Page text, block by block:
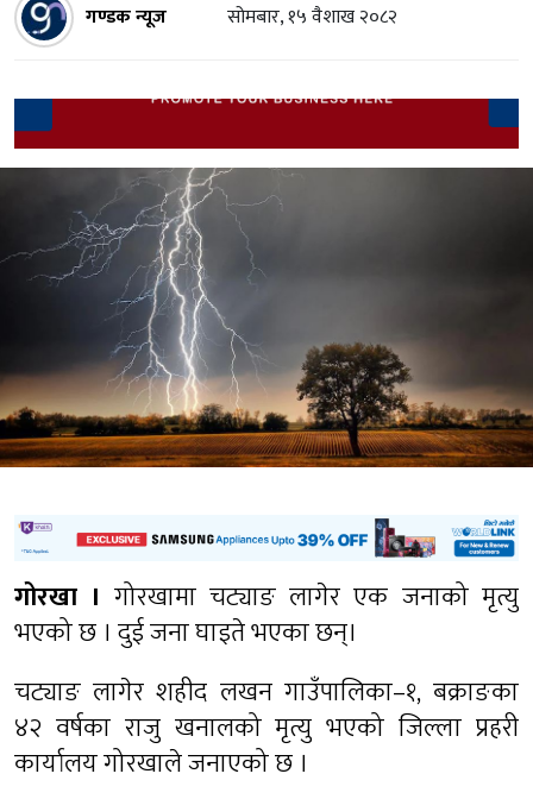
गण्डक न्यूज सोमबार, १५ वैशाख २०८२
गोरखा । गोरखामा चट्याङ लागेर एक जनाको मृत्यु
भएको छ । दुई जना घाइते भएका छन्।
चट्याङ लागेर शहीद लखन गाउँपालिका–१, बक्राङका
४२ वर्षका राजु खनालको मृत्यु भएको जिल्ला प्रहरी
कार्यालय गोरखाले जनाएको छ ।